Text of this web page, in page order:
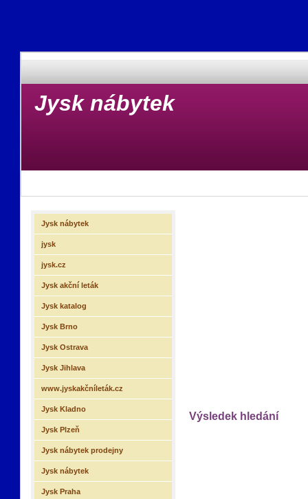
Jysk nábytek
Výsledek hledání
Jysk nábytek
jysk
jysk.cz
Jysk akční leták
Jysk katalog
Jysk Brno
Jysk Ostrava
Jysk Jihlava
www.jyskakčníleták.cz
Jysk Kladno
Jysk Plzeň
Jysk nábytek prodejny
Jysk nábytek
Jysk Praha